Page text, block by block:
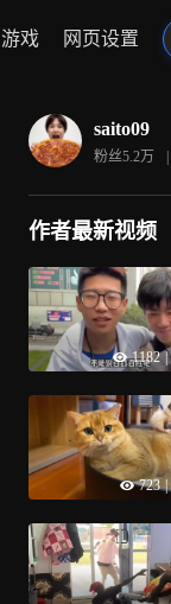
游戏 网页设置
saito09
粉丝5.2万 |
作者最新视频
1182
723 |